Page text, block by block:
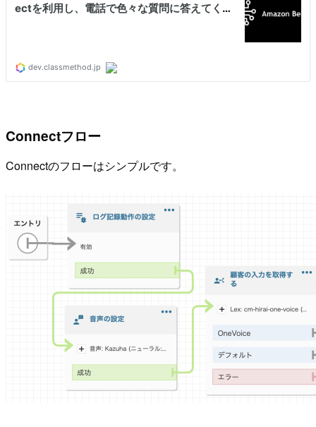
Connectフロー
Connectのフローはシンプルです。